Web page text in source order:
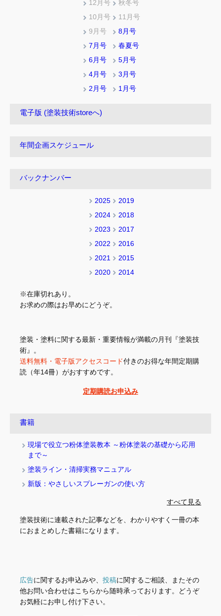
12月号
10月号
9月号
7月号
6月号
4月号
2月号
秋冬号
11月号
8月号
春夏号
5月号
3月号
1月号
電子版 (塗装技術storeへ)
年間企画スケジュール
バックナンバー
2025
2024
2023
2022
2021
2020
2019
2018
2017
2016
2015
2014
※在庫切れあり。
お求めの際はお早めにどうぞ。
塗装・塗料に関する最新・重要情報が満載の月刊『塗装技
術』。
送料無料・電子版アクセスコード付きのお得な年間定期購
読（年14冊）がおすすめです。
定期購読お申込み
書籍
現場で役立つ粉体塗装教本 ～粉体塗装の基礎から応用
まで～
塗装ライン・清掃実務マニュアル
新版：やさしいスプレーガンの使い方
すべて見る
塗装技術に連載された記事などを、わかりやすく一冊の本
におまとめした書籍になります。
広告に関するお申込みや、 投稿に関するご相談、またその
他お問い合わせはこちらから随時承っております。どうぞ
お気軽にお申し付け下さい。